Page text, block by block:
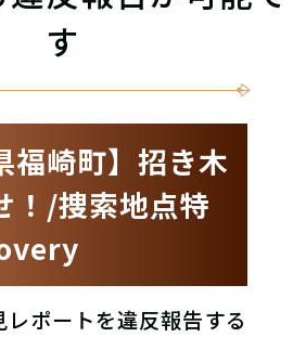
す
福崎町】招き木
！/捜索地点特
レポートを違反報告する